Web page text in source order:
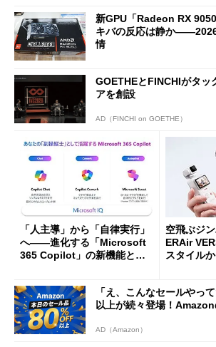
新GPU「Radeon RX
キバの反応は静か
情
GOETHEとFINCHIがタッ
アを創設
AD（FINCHI on GOETHE）
「人主導」から「自律実行」
へ――進化する「Microsoft
365 Copilot」の新機能とエ
空飛ぶジ
ERAir
スタイル
「え、こんなセールやっ
以上が続々登場！
AD（Amazon）